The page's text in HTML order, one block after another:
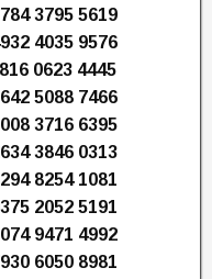
3795 5619
4035 9576
0623 4445
5088 7466
3716 6395
3846 0313
8254 1081
2052 5191
9471 4992
6050 8981